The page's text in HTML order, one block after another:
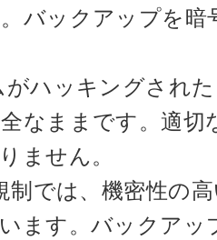
バックアップを暗
ハッキングされ
なままです。適切
ません。
では、機密性の
ます。バックアッ